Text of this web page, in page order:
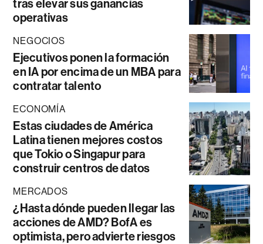
tras elevar sus ganancias
operativas
NEGOCIOS
Ejecutivos ponen la formación
en IA por encima de un MBA para
contratar talento
ECONOMÍA
Estas ciudades de América
Latina tienen mejores costos
que Tokio o Singapur para
construir centros de datos
MERCADOS
¿Hasta dónde pueden llegar las
acciones de AMD? BofA es
optimista, pero advierte riesgos